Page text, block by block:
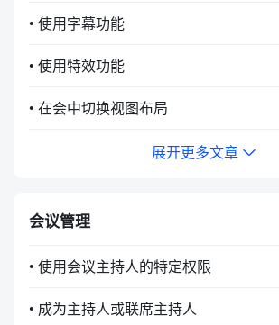
• 使用字幕功能
• 使用特效功能
• 在会中切换视图布局
展开更多文章
会议管理
• 使用会议主持人的特定权限
• 成为主持人或联席主持人